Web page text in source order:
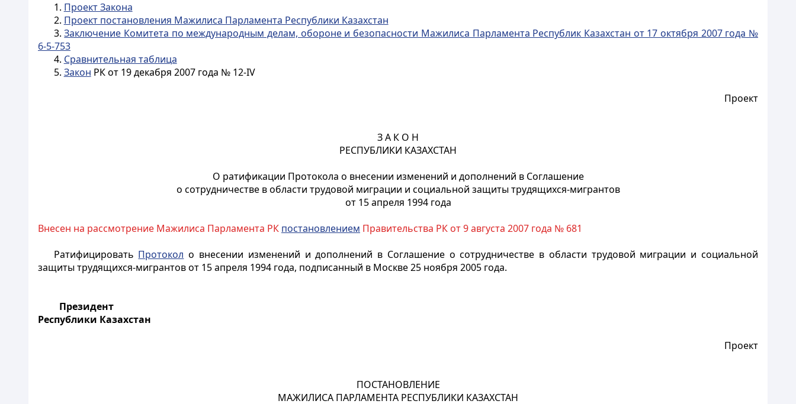
1. Проект Закона
2. Проект постановления Мажилиса Парламента Республики Казахстан
3.Заключение Комитета по международным делам, обороне и безопасности Мажилиса Парламента Республик Казахстан от 17 октября 2007 года №
6-5-753
4. Сравнительная таблица
5. Закон РК от 19 декабря 2007 года № 12-IV
Проект
З А К О Н
РЕСПУБЛИКИ КАЗАХСТАН
О ратификации Протокола о внесении изменений и дополнений в Соглашение
о сотрудничестве в области трудовой миграции и социальной защиты трудящихся-мигрантов
от 15 апреля 1994 года
Внесен на рассмотрение Мажилиса Парламента РК постановлением Правительства РК от 9 августа 2007 года № 681
Ратифицировать Протокол о внесении изменений и дополнений в Соглашение о сотрудничестве в области трудовой миграции и социальной
защиты трудящихся-мигрантов от 15 апреля 1994 года, подписанный в Москве 25 ноября 2005 года.
Президент
Республики Казахстан
Проект
ПОСТАНОВЛЕНИЕ
МАЖИЛИСА ПАРЛАМЕНТА РЕСПУБЛИКИ КАЗАХСТАН